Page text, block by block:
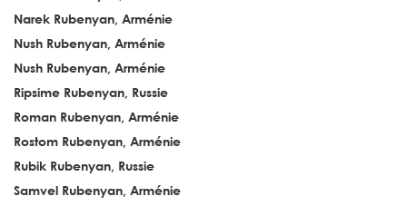
Narek Rubenyan, Arménie
Nush Rubenyan, Arménie
Nush Rubenyan, Arménie
Ripsime Rubenyan, Russie
Roman Rubenyan, Arménie
Rostom Rubenyan, Arménie
Rubik Rubenyan, Russie
Samvel Rubenyan, Arménie